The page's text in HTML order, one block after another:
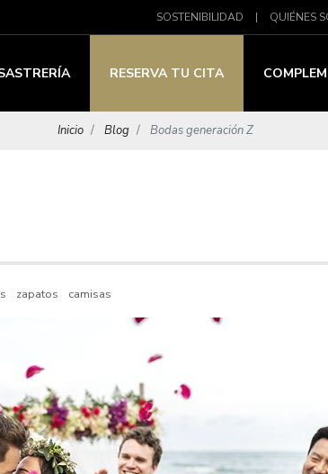
SOSTENIBILIDAD | QUIÉNES
RESERVA TU CITA
Inicio Blog Bodas generación Z
zapatos camisas